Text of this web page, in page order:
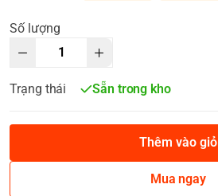
Số lượng
Trạng thái Sẵn trong kho
Thêm vào giỏ
Mua ngay